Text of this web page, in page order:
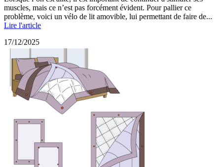
muscles, mais ce n’est pas forcément évident. Pour pallier ce
problème, voici un vélo de lit amovible, lui permettant de faire de...
Lire l'article
17/12/2025